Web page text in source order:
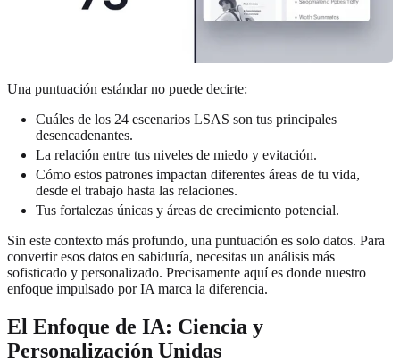
Una puntuación estándar no puede decirte:
Cuáles de los 24 escenarios LSAS son tus principales
desencadenantes.
La relación entre tus niveles de miedo y evitación.
Cómo estos patrones impactan diferentes áreas de tu vida,
desde el trabajo hasta las relaciones.
Tus fortalezas únicas y áreas de crecimiento potencial.
Sin este contexto más profundo, una puntuación es solo datos. Para
convertir esos datos en sabiduría, necesitas un análisis más
sofisticado y personalizado. Precisamente aquí es donde nuestro
enfoque impulsado por IA marca la diferencia.
El Enfoque de IA: Ciencia y
Personalización Unidas